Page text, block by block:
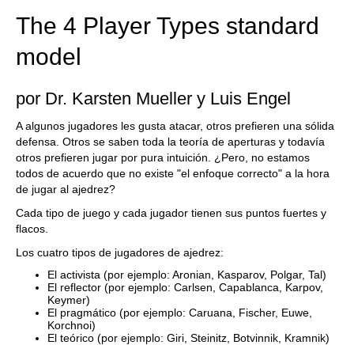
The 4 Player Types standard
model
por Dr. Karsten Mueller y Luis Engel
A algunos jugadores les gusta atacar, otros prefieren una sólida
defensa. Otros se saben toda la teoría de aperturas y todavía
otros prefieren jugar por pura intuición. ¿Pero, no estamos
todos de acuerdo que no existe "el enfoque correcto" a la hora
de jugar al ajedrez?
Cada tipo de juego y cada jugador tienen sus puntos fuertes y
flacos.
Los cuatro tipos de jugadores de ajedrez:
El activista (por ejemplo: Aronian, Kasparov, Polgar, Tal)
El reflector (por ejemplo: Carlsen, Capablanca, Karpov,
Keymer)
El pragmático (por ejemplo: Caruana, Fischer, Euwe,
Korchnoi)
El teórico (por ejemplo: Giri, Steinitz, Botvinnik, Kramnik)